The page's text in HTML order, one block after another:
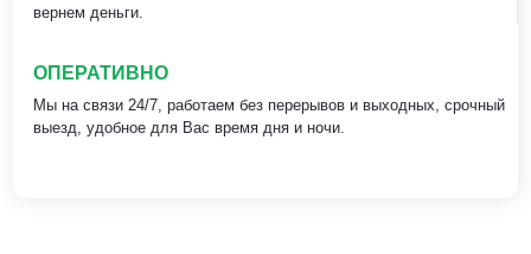
вернем деньги.
ОПЕРАТИВНО
Мы на связи 24/7, работаем без перерывов и выходных, срочный
выезд, удобное для Вас время дня и ночи.